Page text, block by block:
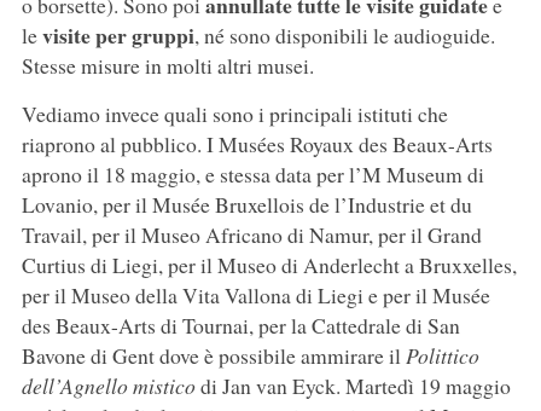
levisite per gruppi, né sono disponibili le audioguide.
Stesse misure in molti altri musei.
Vediamo invece quali sono i principali istituti che
riaprono al pubblico. I Musées Royaux des Beaux-Arts
aprono il 18 maggio, e stessa data per l’M Museum di
Lovanio, per il Musée Bruxellois de l’Industrie et du
Travail, per il Museo Africano di Namur, per il Grand
Curtius di Liegi, per il Museo di Anderlecht a Bruxxelles,
per il Museo della Vita Vallona di Liegi e per il Musée
des Beaux-Arts di Tournai, per la Cattedrale di San
Bavone di Gent dove è possibile ammirare ilPolittico
dell’Agnello misticodi Jan van Eyck. Martedì 19 maggio